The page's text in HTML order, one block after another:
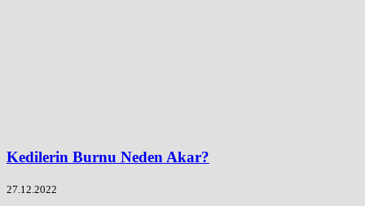
Kedilerin Burnu Neden Akar?
27.12.2022